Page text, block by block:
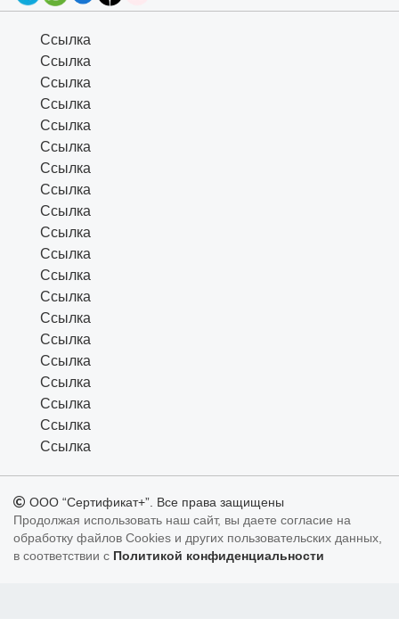
Ссылка
Ссылка
Ссылка
Ссылка
Ссылка
Ссылка
Ссылка
Ссылка
Ссылка
Ссылка
Ссылка
Ссылка
Ссылка
Ссылка
Ссылка
Ссылка
Ссылка
Ссылка
Ссылка
Ссылка
ООО “Сертификат+”. Все права защищены
Продолжая использовать наш сайт, вы даете согласие на
обработку файлов Cookies и других пользовательских данных,
в соответствии с Политикой конфиденциальности